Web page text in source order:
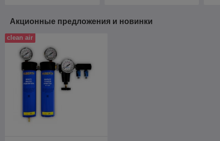
Акционные предложения и новинки
clean air